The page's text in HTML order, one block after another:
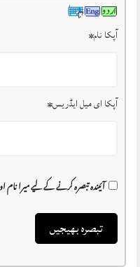
آپکا نام*
آپکا ای میل ایڈریس*
آئیندہ تبصرہ کرنے کے لیے میرا